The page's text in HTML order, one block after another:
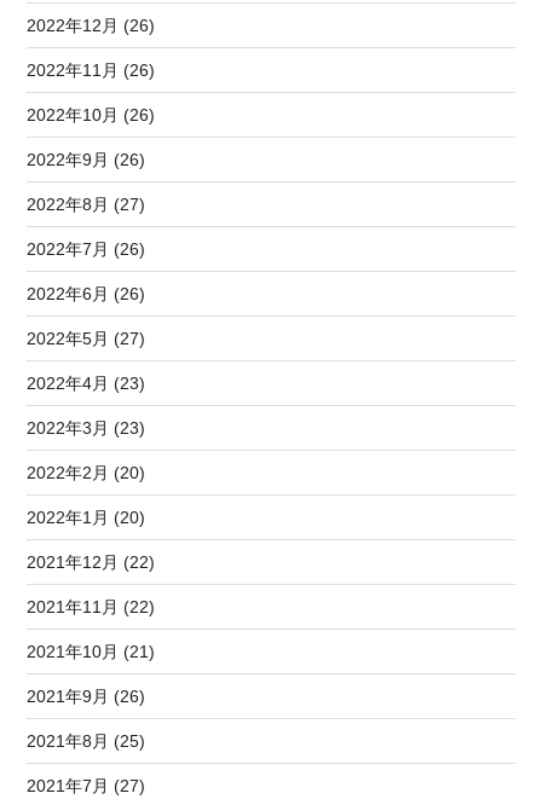
2022年12月 (26)
2022年11月 (26)
2022年10月 (26)
2022年9月 (26)
2022年8月 (27)
2022年7月 (26)
2022年6月 (26)
2022年5月 (27)
2022年4月 (23)
2022年3月 (23)
2022年2月 (20)
2022年1月 (20)
2021年12月 (22)
2021年11月 (22)
2021年10月 (21)
2021年9月 (26)
2021年8月 (25)
2021年7月 (27)